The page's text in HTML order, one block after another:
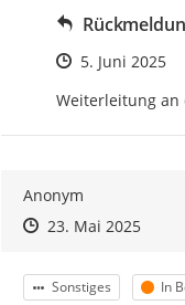
Zeitpunkt des
5. Juni 2025
Weiterleitung an
Anonym
Zeitpunkt des
Zeitpunkt des
23. Mai 2025Zur
Kategorie
Sonstiges In